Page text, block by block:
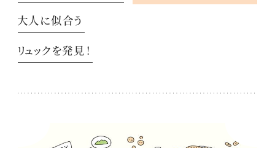
大人に似合う
リュックを発見！